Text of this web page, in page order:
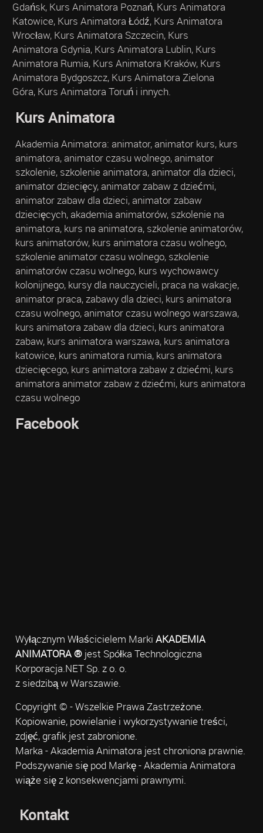
Gdańsk, Kurs Animatora Poznań, Kurs Animatora
Katowice, Kurs Animatora Łódź, Kurs Animatora
Wrocław, Kurs Animatora Szczecin, Kurs
Animatora Gdynia, Kurs Animatora Lublin, Kurs
Animatora Rumia, Kurs Animatora Kraków, Kurs
Animatora Bydgoszcz, Kurs Animatora Zielona
Góra, Kurs Animatora Toruń i innych.
Kurs Animatora
Akademia Animatora: animator, animator kurs, kurs
animatora, animator czasu wolnego, animator
szkolenie, szkolenie animatora, animator dla dzieci,
animator dziecięcy, animator zabaw z dziećmi,
animator zabaw dla dzieci, animator zabaw
dziecięcych, akademia animatorów, szkolenie na
animatora, kurs na animatora, szkolenie animatorów,
kurs animatorów, kurs animatora czasu wolnego,
szkolenie animator czasu wolnego, szkolenie
animatorów czasu wolnego, kurs wychowawcy
kolonijnego, kursy dla nauczycieli, praca na wakacje,
animator praca, zabawy dla dzieci, kurs animatora
czasu wolnego, animator czasu wolnego warszawa,
kurs animatora zabaw dla dzieci, kurs animatora
zabaw, kurs animatora warszawa, kurs animatora
katowice, kurs animatora rumia, kurs animatora
dziecięcego, kurs animatora zabaw z dziećmi, kurs
animatora animator zabaw z dziećmi, kurs animatora
czasu wolnego
Facebook
Wyłącznym Właścicielem Marki AKADEMIA
ANIMATORA ®jest Spółka Technologiczna
Korporacja.NET Sp. z o. o.
z siedzibą w Warszawie.
Copyright © - Wszelkie Prawa Zastrzeżone.
Kopiowanie, powielanie i wykorzystywanie treści,
zdjęć, grafik jest zabronione.
Marka - Akademia Animatora jest chroniona prawnie.
Podszywanie się pod Markę - Akademia Animatora
wiąże się z konsekwencjami prawnymi.
Kontakt